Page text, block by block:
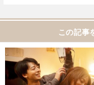
この記事